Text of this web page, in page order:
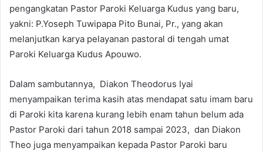
pengangkatan Pastor Paroki Keluarga Kudus yang baru,
yakni: P.Yoseph Tuwipapa Pito Bunai, Pr., yang akan
melanjutkan karya pelayanan pastoral di tengah umat
Paroki Keluarga Kudus Apouwo.
Dalam sambutannya, Diakon Theodorus Iyai
menyampaikan terima kasih atas mendapat satu imam baru
di Paroki kita karena kurang lebih enam tahun belum ada
Pastor Paroki dari tahun 2018 sampai 2023, dan Diakon
Theo juga menyampaikan kepada Pastor Paroki baru